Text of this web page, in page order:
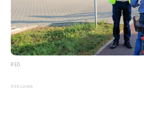
RED.
REKLAMA